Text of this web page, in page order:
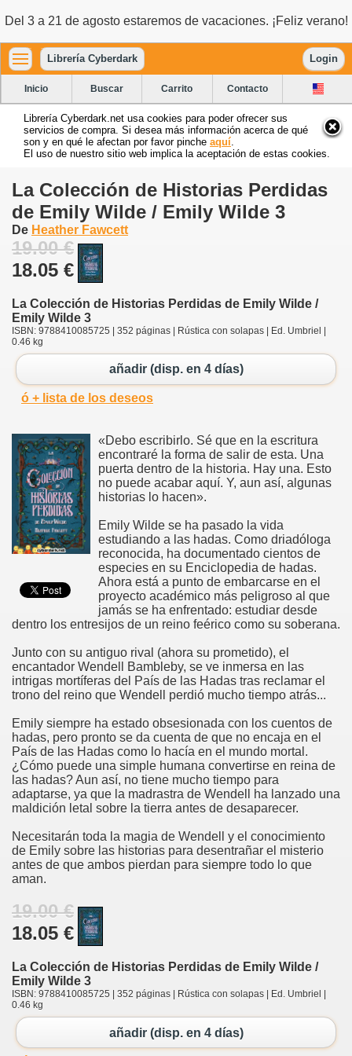
Del 3 a 21 de agosto estaremos de vacaciones. ¡Feliz verano!
Librería Cyberdark Login
Inicio Buscar Carrito Contacto
Librería Cyberdark.net usa cookies para poder ofrecer sus
servicios de compra. Si desea más información acerca de qué
son y en qué le afectan por favor pinche aquí
El uso de nuestro sitio web implica la aceptación de estas cookies.
La Colección de Historias Perdidas
de Emily Wilde / Emily Wilde 3
De Heather Fawcett
19.00 €
18.05 €
La Colección de Historias Perdidas de Emily Wilde /
Emily Wilde 3
ISBN: 9788410085725 | 352 páginas | Rústica con solapas | Ed. Umbriel |
0.46 kg
añadir (disp. en 4 días)
ó + lista de los deseos
«Debo escribirlo. Sé que en la escritura
encontraré la forma de salir de esta. Una
puerta dentro de la historia. Hay una. Esto
no puede acabar aquí. Y, aun así, algunas
historias lo hacen».
Emily Wilde se ha pasado la vida
estudiando a las hadas. Como driadóloga
reconocida, ha documentado cientos de
especies en su Enciclopedia de hadas.
Ahora está a punto de embarcarse en el
proyecto académico más peligroso al que
jamás se ha enfrentado: estudiar desde
dentro los entresijos de un reino feérico como su soberana.
Junto con su antiguo rival (ahora su prometido), el
encantador Wendell Bambleby, se ve inmersa en las
intrigas mortíferas del País de las Hadas tras reclamar el
trono del reino que Wendell perdió mucho tiempo atrás...
Emily siempre ha estado obsesionada con los cuentos de
hadas, pero pronto se da cuenta de que no encaja en el
País de las Hadas como lo hacía en el mundo mortal.
¿Cómo puede una simple humana convertirse en reina de
las hadas? Aun así, no tiene mucho tiempo para
adaptarse, ya que la madrastra de Wendell ha lanzado una
maldición letal sobre la tierra antes de desaparecer.
Necesitarán toda la magia de Wendell y el conocimiento
de Emily sobre las historias para desentrañar el misterio
antes de que ambos pierdan para siempre todo lo que
aman.
19.00 €
18.05 €
La Colección de Historias Perdidas de Emily Wilde /
Emily Wilde 3
ISBN: 9788410085725 | 352 páginas | Rústica con solapas | Ed. Umbriel |
0.46 kg
añadir (disp. en 4 días)